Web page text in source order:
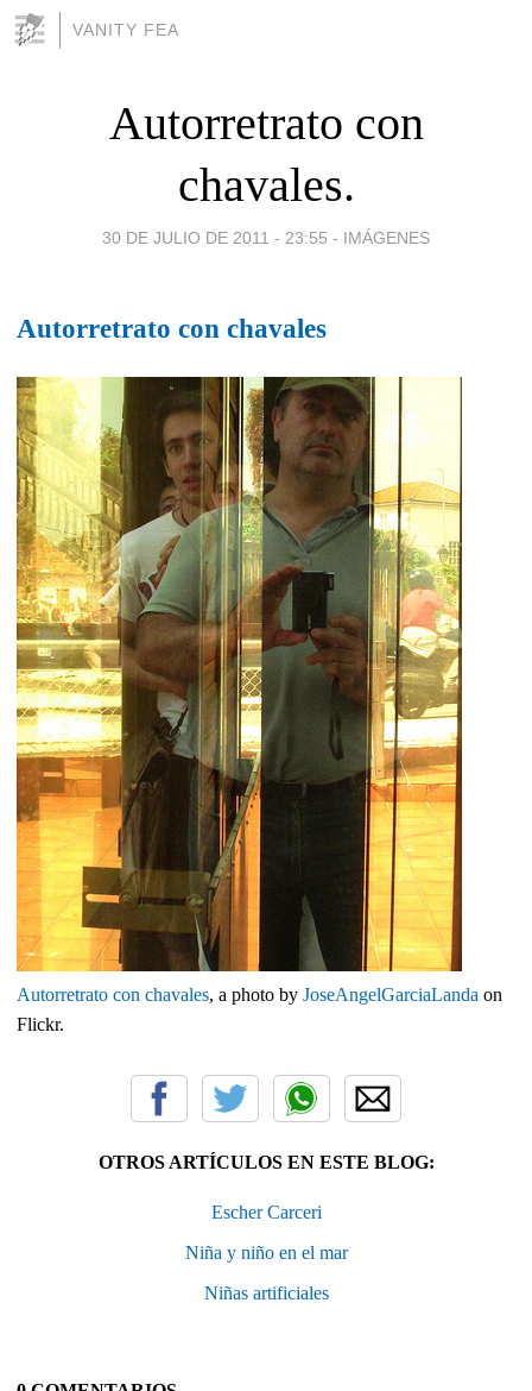
VANITY FEA
Autorretrato con
chavales.
30 DE JULIO DE 2011 - 23:55 - IMÁGENES
Autorretrato con chavales
Autorretrato con chavales, a photo by JoseAngelGarciaLanda on
Flickr.
OTROS ARTÍCULOS EN ESTE BLOG:
Escher Carceri
Niña y niño en el mar
Niñas artificiales